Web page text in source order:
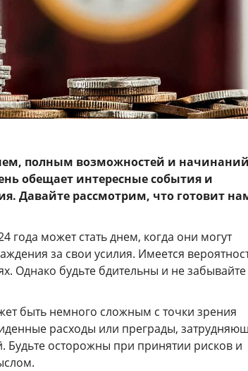
полным возможностей и
обещает интересные события и
Давайте рассмотрим, что готовит
года может стать днем, когда они могут
за свои усилия. Имеется
Однако будьте бдительны и не
быть немного сложным с точки зрения
расходы или преграды,
Будьте осторожны при принятии рисков и